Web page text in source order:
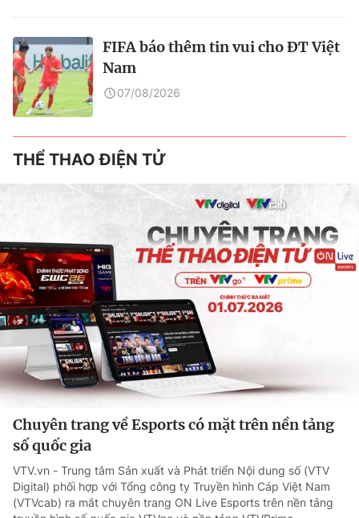
FIFA báo thêm tin vui cho ĐT Việt
Nam
07/08/2026
THỂ THAO ĐIỆN TỬ
Chuyên trang về Esports có mặt trên nền tảng
số quốc gia
VTV.vn - Trung tâm Sản xuất và Phát triển Nội dung số (VTV
Digital) phối hợp với Tổng công ty Truyền hình Cáp Việt Nam
(VTVcab) ra mắt chuyên trang ON Live Esports trên nền tảng